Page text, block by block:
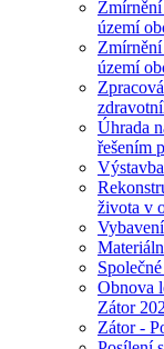
území
území
Úhrada
řešením
života v
Obnova
Zátor
Zátor -